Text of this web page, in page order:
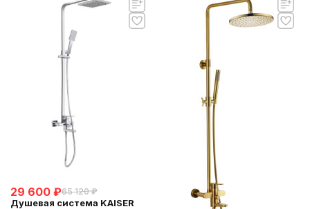
29 600 ₽65 120 ₽
Душевая система KAISER